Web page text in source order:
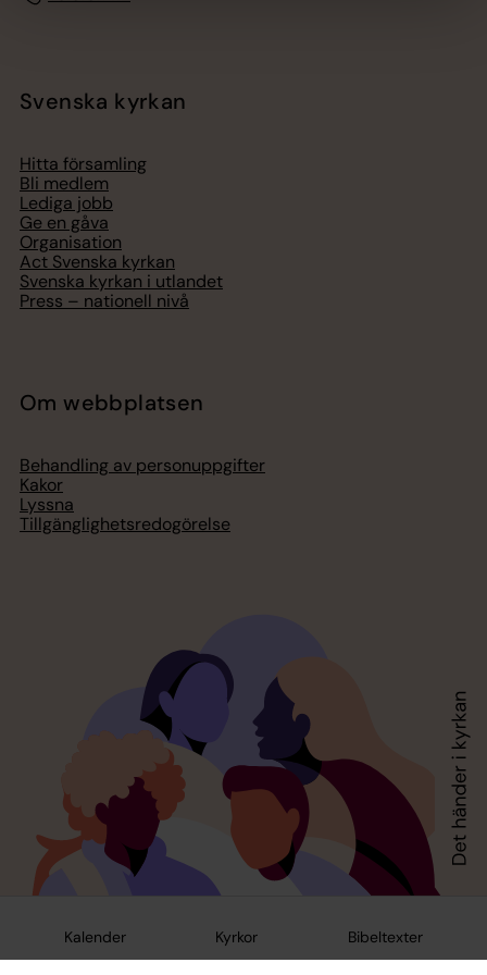
Kalender Kyrkor Bibeltexter
Svenska kyrkan
Hitta församling
Bli medlem
Lediga jobb
Ge en gåva
Organisation
Act Svenska kyrkan
Svenska kyrkan i utlandet
Press – nationell nivå
Om webbplatsen
Behandling av personuppgifter
Kakor
Lyssna
Tillgänglighetsredogörelse